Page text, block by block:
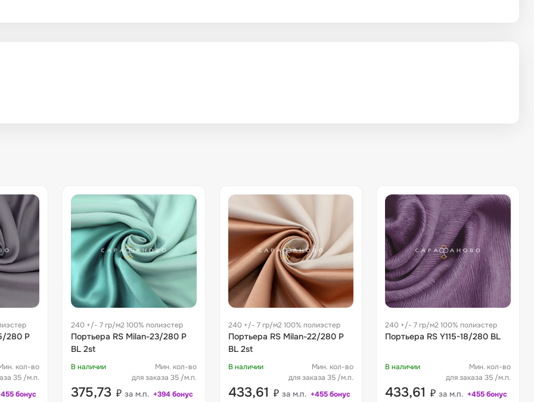
280 P
кол-во
35 /м.п.
бонус
240 +/- 7 гр/м2 100% полиэстер
Портьера RS Milan-23/280 P
BL 2st
В наличии
Мин. кол-во
для заказа 35 /м.п.
375,73 ₽ за м.п. +394 бонус
240 +/- 7 гр/м2 100% полиэстер
Портьера RS Milan-22/280 P
BL 2st
В наличии
Мин. кол-во
для заказа 35 /м.п.
433,61 ₽ за м.п. +455 бонус
240 +/- 7 гр/м2 100% полиэстер
Портьера RS Y115-18/280 BL
В наличии
Мин. кол-во
для заказа 35 /м.п.
433,61 ₽ за м.п. +455 бонус